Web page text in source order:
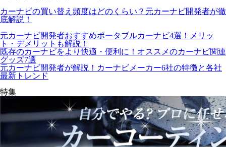
カーナビの買い替え頻度はどのくらい？元カーナビ開発者が徹
底解説！
元カーナビ開発者おすすめポータブルカーナビ4選！メリッ
ト・デメリットも解説！
既存のカーナビをより快適・便利に！オススメのカーナビ関連
グッズ7選
元カーナビ開発者が解説！カーナビメーカー6社の特徴と各社
最新トレンド
特集